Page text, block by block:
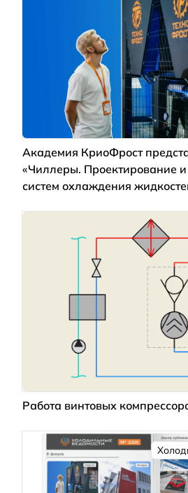
Академия КриоФрост
«Чиллеры. Проектирование и
систем охлаждения
Работа винтовых